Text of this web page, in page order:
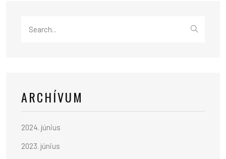
ARCHÍVUM
2024. június
2023. június